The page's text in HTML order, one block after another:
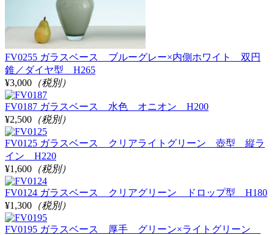
FV0255 ガラスベース ブルーグレー×内側ホワイト 双円
錐／ダイヤ型 H265
¥3,000 （税別）
FV0187 ガラスベース 水色 オニオン H200
¥2,500 （税別）
FV0125 ガラスベース クリアライトグリーン 壺型 縦ラ
イン H220
¥1,600 （税別）
FV0124 ガラスベース クリアグリーン ドロップ型 H180
¥1,300 （税別）
FV0195 ガラスベース 厚手 グリーン×ライトグリーン